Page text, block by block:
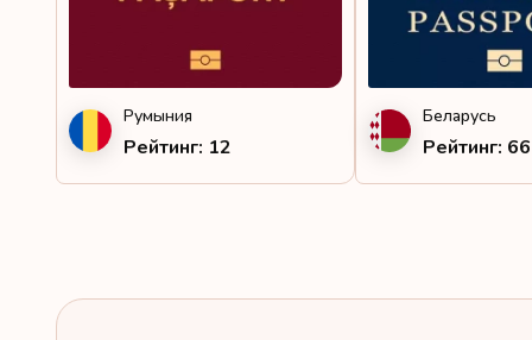
Исландия
Италия
Румыния
Рейтинг: 12
Беларусь
Рейтинг: 66